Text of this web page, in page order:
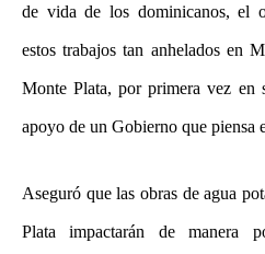
de vida de los dominicanos, el
estos trabajos tan anhelados en
Monte Plata, por primera vez en
apoyo de un Gobierno que piensa
Aseguró que las obras de agua
Plata impactarán de manera